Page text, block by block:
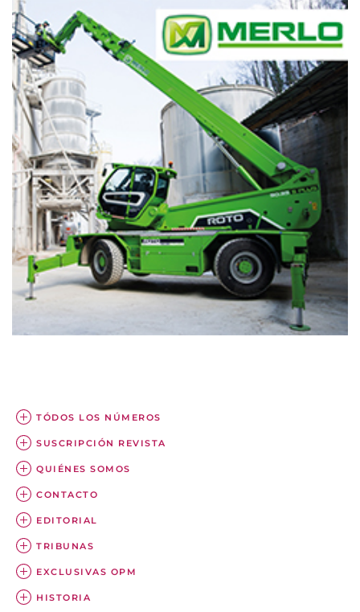
TÓDOS LOS NÚMEROS
SUSCRIPCIÓN REVISTA
QUIÉNES SOMOS
CONTACTO
EDITORIAL
TRIBUNAS
EXCLUSIVAS OPM
HISTORIA